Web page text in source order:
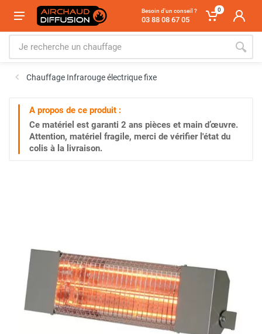
Besoin d'un conseil ?
03 88 08 67 05
0
Chauffage Infrarouge électrique fixe
A propos de ce produit :
Ce matériel est garanti 2 ans pièces et main d’œuvre.
Attention, matériel fragile, merci de vérifier l'état du
colis à la livraison.